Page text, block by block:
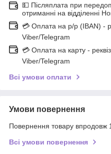
💵 Післяплата при
отриманні на відділенні
💳 Оплата на р/р (IBAN) -
Viber/Telegram
💳 Оплата на карту -
Viber/Telegram
Всі умови оплати
Умови повернення
Повернення товару впродовж
Всі умови повернення